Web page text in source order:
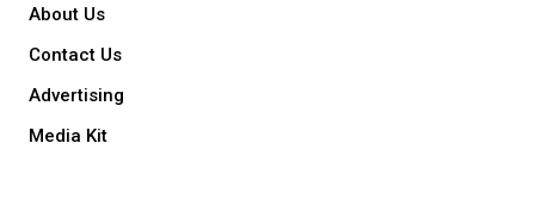
About Us
Contact Us
Advertising
Media Kit